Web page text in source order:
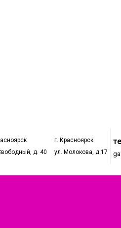
д. 40
г. Красноярск
ул. Молокова, д.17